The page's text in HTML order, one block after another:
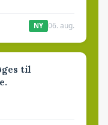
NY 06. aug.
til